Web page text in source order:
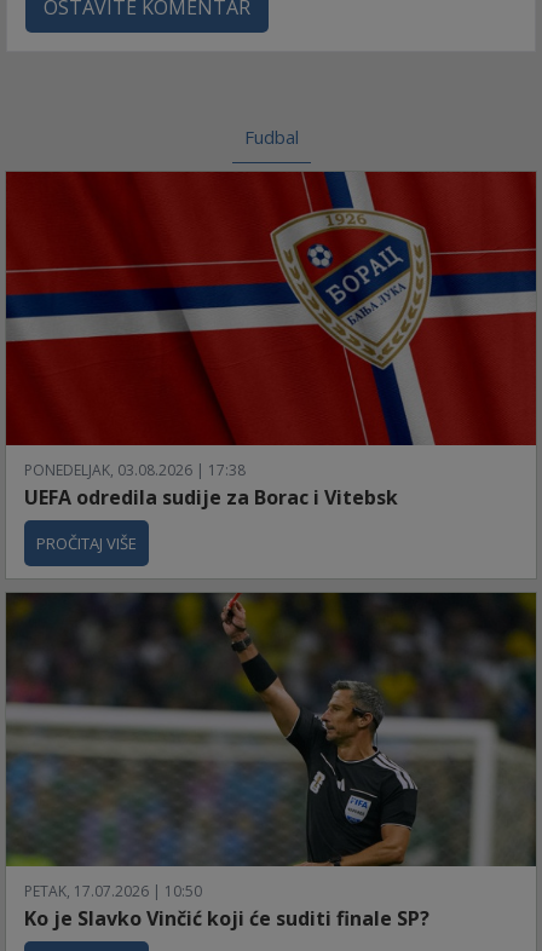
OSTAVITE KOMENTAR
Fudbal
PONEDELJAK, 03.08.2026 | 17:38
UEFA odredila sudije za Borac i Vitebsk
PROČITAJ VIŠE
PETAK, 17.07.2026 | 10:50
Ko je Slavko Vinčić koji će suditi finale SP?